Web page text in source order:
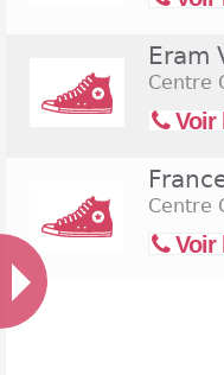
Eram
Centre
Voir
Centre
Voir